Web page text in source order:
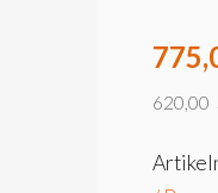
620,00